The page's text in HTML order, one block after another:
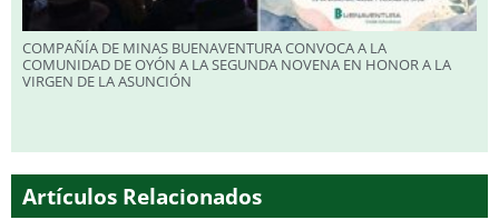
COMPAÑÍA DE MINAS BUENAVENTURA CONVOCA A LA
COMUNIDAD DE OYÓN A LA SEGUNDA NOVENA EN HONOR A LA
VIRGEN DE LA ASUNCIÓN
Artículos Relacionados